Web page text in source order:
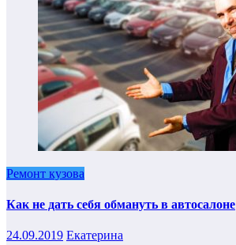
Ремонт кузова
Как не дать себя обмануть в автосалоне
24.09.2019 Екатерина